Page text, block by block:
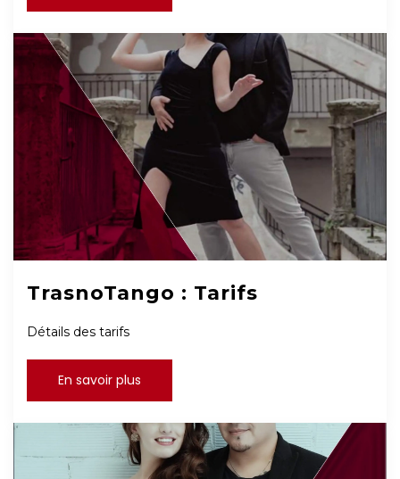
TrasnoTango : Tarifs
Détails des tarifs
En savoir plus